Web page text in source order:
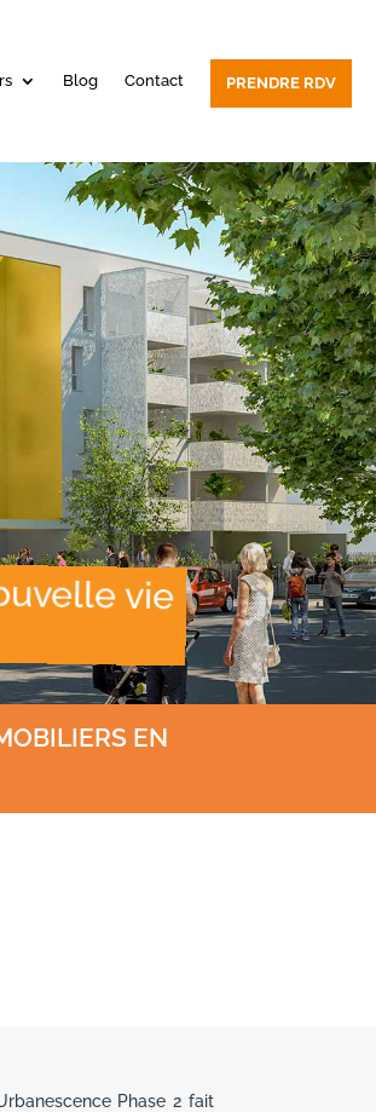
Blog Contact PRENDRE RDV
vie
EN
Phase 2 fait